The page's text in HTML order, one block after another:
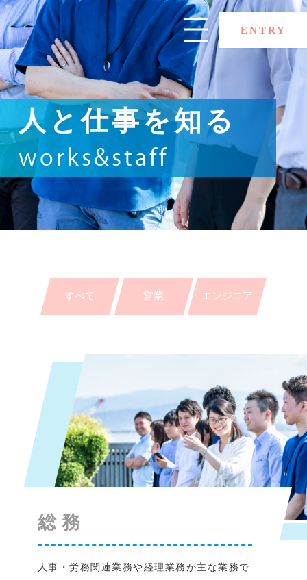
ENTRY
人と仕事を知る
works&staff
すべて 営業 エンジニア
総務
人事・労務関連業務や経理業務が主な業務で